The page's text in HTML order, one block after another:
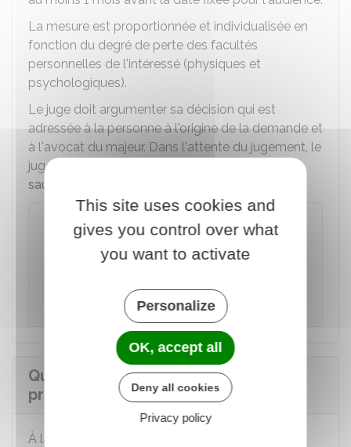
La mesure est proportionnée et individualisée en
fonction du degré de perte des facultés
personnelles de l'intéressé (physiques et
psychologiques).
Le juge doit argumenter sa décision qui est
adressée à la personne à l'origine de la demande et
à l'avocat du majeur. Dans l'attente du jugement, le
juge peut placer provisoirement le majeur sous
sauvegarde de justice
À noter
La demande de protection doit être traitée
par le juge dans les 12 moisqui suivent sa
délai passé, le dossier est classé sans suite.
Que décide le juge à la fin de la
procédure de mise sous curatelle ?
À la suite des entretiens et de l'examen de la
This site uses cookies and
gives you control over what
you want to activate
Personalize
OK, accept all
Deny all cookies
Privacy policy